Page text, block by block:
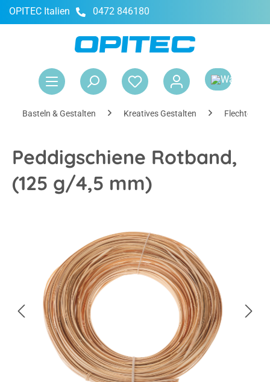
springen
OPITEC Italien 0472 846180
Basteln & Gestalten Kreatives Gestalten Flechten &
Peddigschiene Rotband,
(125 g/4,5 mm)